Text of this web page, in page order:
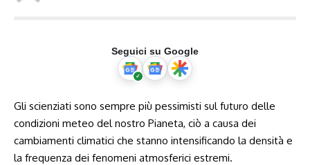
Seguici su Google
Gli scienziati sono sempre più pessimisti sul futuro delle
condizioni meteo del nostro Pianeta, ciò a causa dei
cambiamenti climatici che stanno intensificando la densità e
la frequenza dei fenomeni atmosferici estremi.